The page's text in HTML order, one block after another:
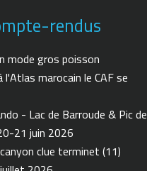
rendus
mode gros poisson
marocain le CAF se
- Lac de Barroude & Pic de
21 juin 2026
clue terminet (11)